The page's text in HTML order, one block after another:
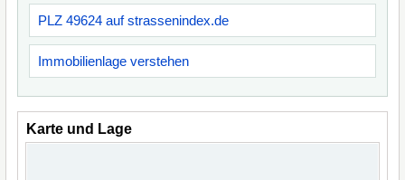
PLZ 49624 auf strassenindex.de
Immobilienlage verstehen
Karte und Lage